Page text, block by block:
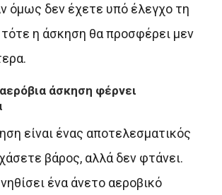
όμως δεν έχετε υπό έλεγχο τη
η άσκηση θα προσφέρει μεν
άσκηση φέρνει
είναι ένας αποτελεσματικός
βάρος, αλλά δεν φτάνει.
ένα άνετο αεροβικό